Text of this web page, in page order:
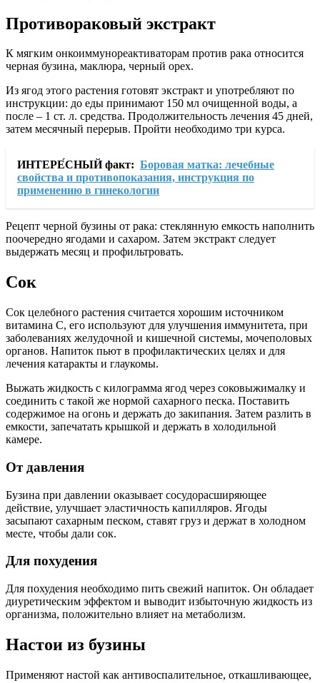
Противораковый экстракт
К мягким онкоиммунореактиваторам против рака относится
черная бузина, маклюра, черный орех.
Из ягод этого растения готовят экстракт и употребляют по
инструкции: до еды принимают 150 мл очищенной воды, а
после – 1 ст. л. средства. Продолжительность лечения 45 дней,
затем месячный перерыв. Пройти необходимо три курса.
ИНТЕРЕ́СНЫЙ факт: Боровая матка: лечебные
свойства и противопоказания, инструкция по
применению в гинекологии
Рецепт черной бузины от рака: стеклянную емкость наполнить
поочередно ягодами и сахаром. Затем экстракт следует
выдержать месяц и профильтровать.
Сок
Сок целебного растения считается хорошим источником
витамина С, его используют для улучшения иммунитета, при
заболеваниях желудочной и кишечной системы, мочеполовых
органов. Напиток пьют в профилактических целях и для
лечения катаракты и глаукомы.
Выжать жидкость с килограмма ягод через соковыжималку и
соединить с такой же нормой сахарного песка. Поставить
содержимое на огонь и держать до закипания. Затем разлить в
емкости, запечатать крышкой и держать в холодильной
камере.
От давления
Бузина при давлении оказывает сосудорасширяющее
действие, улучшает эластичность капилляров. Ягоды
засыпают сахарным песком, ставят груз и держат в холодном
месте, чтобы дали сок.
Для похудения
Для похудения необходимо пить свежий напиток. Он обладает
диуретическим эффектом и выводит избыточную жидкость из
организма, положительно влияет на метаболизм.
Настои из бузины
Применяют настой как антивоспалительное, откашливающее,